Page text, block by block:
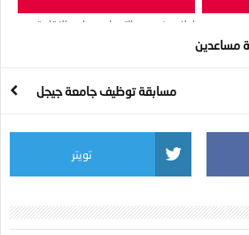
اعلان بخصوص التربصات وبرامج الإقامة
مساعدين
مسابقة توظيف جامعة جيجل
تويتر